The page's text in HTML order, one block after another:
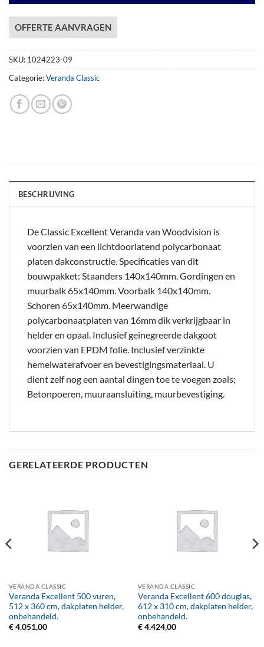
OFFERTE AANVRAGEN
SKU: 1024223-09
Categorie:Veranda Classic
BESCHRIJVING
De Classic Excellent Veranda van Woodvision is
voorzien van een lichtdoorlatend polycarbonaat
platen dakconstructie. Specificaties van dit
bouwpakket: Staanders 140x140mm. Gordingen en
muurbalk 65x140mm. Voorbalk 140x140mm.
Schoren 65x140mm. Meerwandige
polycarbonaatplaten van 16mm dik verkrijgbaar in
helder en opaal. Inclusief geinegreerde dakgoot
voorzien van EPDM folie. Inclusief verzinkte
hemelwaterafvoer en bevestigingsmateriaal. U
dient zelf nog een aantal dingen toe te voegen zoals;
Betonpoeren, muuraansluiting, muurbevestiging.
GERELATEERDE PRODUCTEN
VERANDA CLASSIC
Veranda Excellent 500 vuren,
512 x 360 cm, dakplaten helder,
onbehandeld.
€4.051,00
VERANDA CLASSIC
Veranda Excellent 600 douglas,
612 x 310 cm, dakplaten helder,
onbehandeld.
€4.424,00